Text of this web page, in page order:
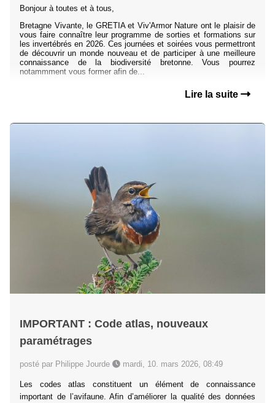
Bonjour à toutes et à tous,
Bretagne Vivante, le GRETIA et Viv'Armor Nature ont le plaisir de
vous faire connaître leur programme de sorties et formations sur
les invertébrés en 2026. Ces journées et soirées vous permettront
de découvrir un monde nouveau et de participer à une meilleure
connaissance de la biodiversité bretonne. Vous pourrez
notammment vous former afin de...
Lire la suite
IMPORTANT : Code atlas, nouveaux
paramétrages
posté par Philippe Jourde mardi, 10. mars 2026, 08:49
Les codes atlas constituent un élément de connaissance
important de l’avifaune. Afin d’améliorer la qualité des données